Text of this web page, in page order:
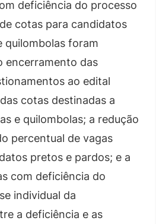
deficiência do processo
cotas para candidatos
quilombolas foram
encerramento das
ao edital
cotas destinadas a
e quilombolas; a redução
percentual de vagas
pretos e pardos; e a
com deficiência do
individual da
a deficiência e as